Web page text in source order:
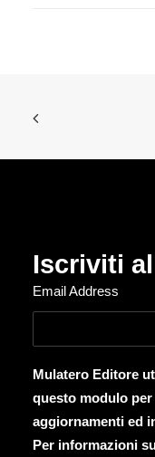
Iscriviti
Email Address
Mulatero Editore
questo modulo
aggiornamenti ed
Per informazioni